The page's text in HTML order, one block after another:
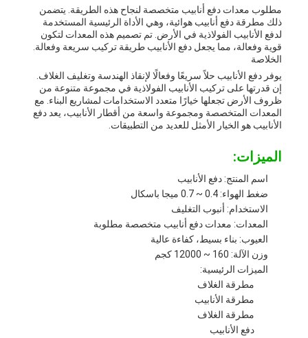
مطلوب معدات دفع أنابيب متخصصة لنجاح هذه الطريقة. يتضمن
ذلك مطرقة دفع أنابيب هوائية، وهي الأداة الرئيسية المستخدمة
لدفع الأنابيب الفولاذية في الأرض. تم تصميم هذه المعدات لتكون
قوية وفعالة، مما يجعل دفع الأنابيب طريقة تركيب سريعة وفعالة.
الخلاصة
يوفر دفع الأنابيب حلاً سريعًا وفعالًا لإنقاذ الهندسة وتغليف الغلاف.
إن قدرتها على تركيب الأنابيب الفولاذية في مجموعة متنوعة من
ظروف الأرض تجعلها خيارًا متعدد الاستخدامات لمشاريع البناء. مع
المعدات المتخصصة ومجموعة واسعة من أقطار الأنابيب، يعد دفع
الأنابيب هو الخيار الأمثل للعديد من التطبيقات.
الميزات:
اسم المنتج: دفع الأنابيب
ضغط الهواء: 0.4 ~ 0.7 ميجا باسكال
الاستخدام: أنبوب التغليف
المعدات: معدات دفع أنابيب متخصصة مطلوبة
العيوب: بناء بسيط، كفاءة عالية
وزن الآلة: 160 ~ 12000 كجم
الميزات الرئيسية:
مطرقة الغلاف
مطرقة الأنابيب
مطرقة الغلاف
دفع الأنابيب